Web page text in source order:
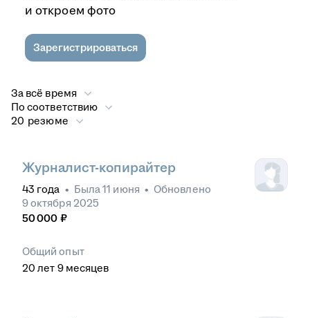
и откроем фото
Зарегистрироваться
За всё время
По соответствию
20 резюме
Журналист-копирайтер
43 года • Была11 июня • Обновлено
9 октября 2025
50 000 ₽
Общий опыт
20 лет 9 месяцев